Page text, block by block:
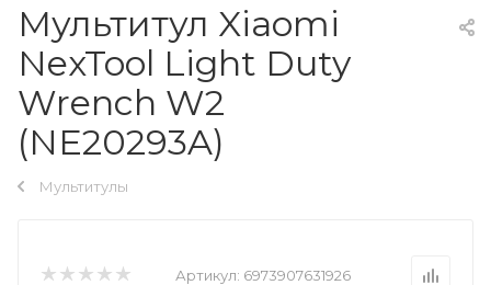
Мультитул Xiaomi
NexTool Light Duty
Wrench W2
(NE20293A)
Мультитулы
Артикул: 6973907631926